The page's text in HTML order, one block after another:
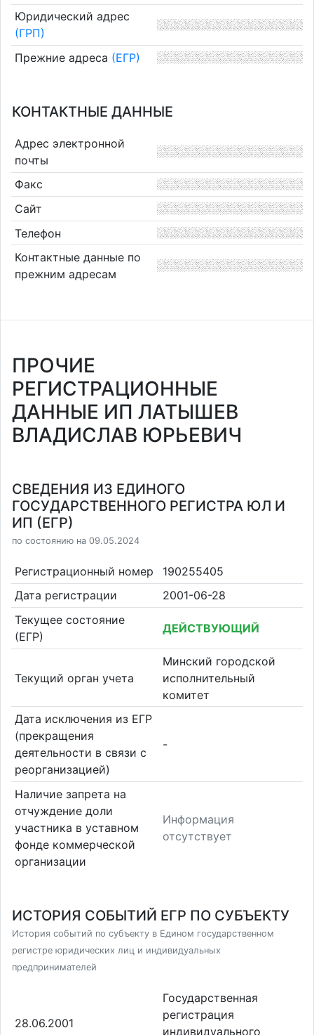
Юридический адрес
(ГРП)
Прежние адреса (ЕГР)
КОНТАКТНЫЕ ДАННЫЕ
Адрес электронной
почты
Факс
Сайт
Телефон
Контактные данные по
прежним адресам
ПРОЧИЕ
РЕГИСТРАЦИОННЫЕ
ДАННЫЕ ИП ЛАТЫШЕВ
ВЛАДИСЛАВ ЮРЬЕВИЧ
СВЕДЕНИЯ ИЗ ЕДИНОГО
ГОСУДАРСТВЕННОГО РЕГИСТРА ЮЛ И
ИП (ЕГР)
по состоянию на 09.05.2024
Регистрационный номер
190255405
Дата регистрации
2001-06-28
Текущее состояние
(ЕГР)
ДЕЙСТВУЮЩИЙ
Текущий орган учета
Минский городской
исполнительный
комитет
Дата исключения из ЕГР
(прекращения
деятельности в связи с
реорганизацией)
-
Наличие запрета на
отчуждение доли
участника в уставном
фонде коммерческой
организации
Информация
отсутствует
ИСТОРИЯ СОБЫТИЙ ЕГР ПО СУБЪЕКТУ
История событий по субъекту в Едином государственном
регистре юридических лиц и индивидуальных
предпринимателей
28.06.2001
Государственная
регистрация
индивидуального